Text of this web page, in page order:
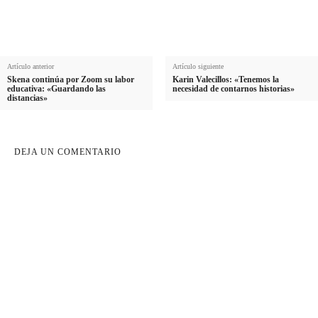
Artículo anterior
Skena continúa por Zoom su labor
educativa: «Guardando las
distancias»
Artículo siguiente
Karin Valecillos: «Tenemos la
necesidad de contarnos historias»
DEJA UN COMENTARIO